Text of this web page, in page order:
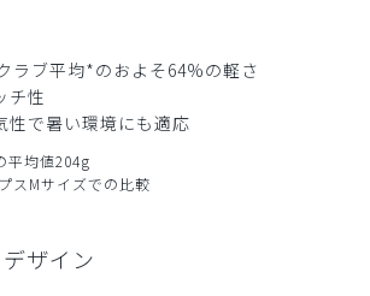
171-175cm
ラブ平均*のおよそ64%の軽さ
チ性
性で暑い環境にも適応
平均値204g
スMサイズでの比較
ザイン